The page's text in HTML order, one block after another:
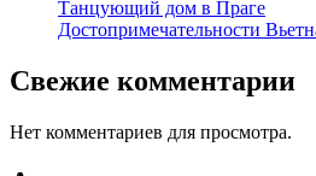
Танцующий дом в Праге
Достопримечательности
Свежие комментарии
Нет комментариев для просмотра.